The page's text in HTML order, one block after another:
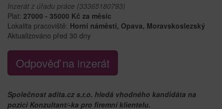
Inzerát z úřadu práce (33365180793)
Plat: 27000 - 35000 Kč za měsíc
Lokalita pracoviště: Horní náměstí, Opava, Moravskoslezský
Aktualizováno před 30 dny
Odpověď na inzerát
Společnost adita.cz s.r.o. hledá vhodného kandidáta na
pozici Konzultant/-ka pro firemní klientelu.